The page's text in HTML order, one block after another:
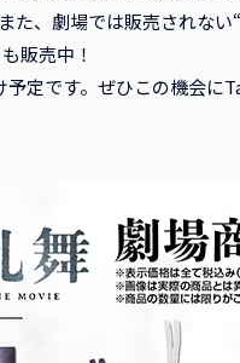
た、劇場では販売されない
販売中！
定です。ぜひこの機会に